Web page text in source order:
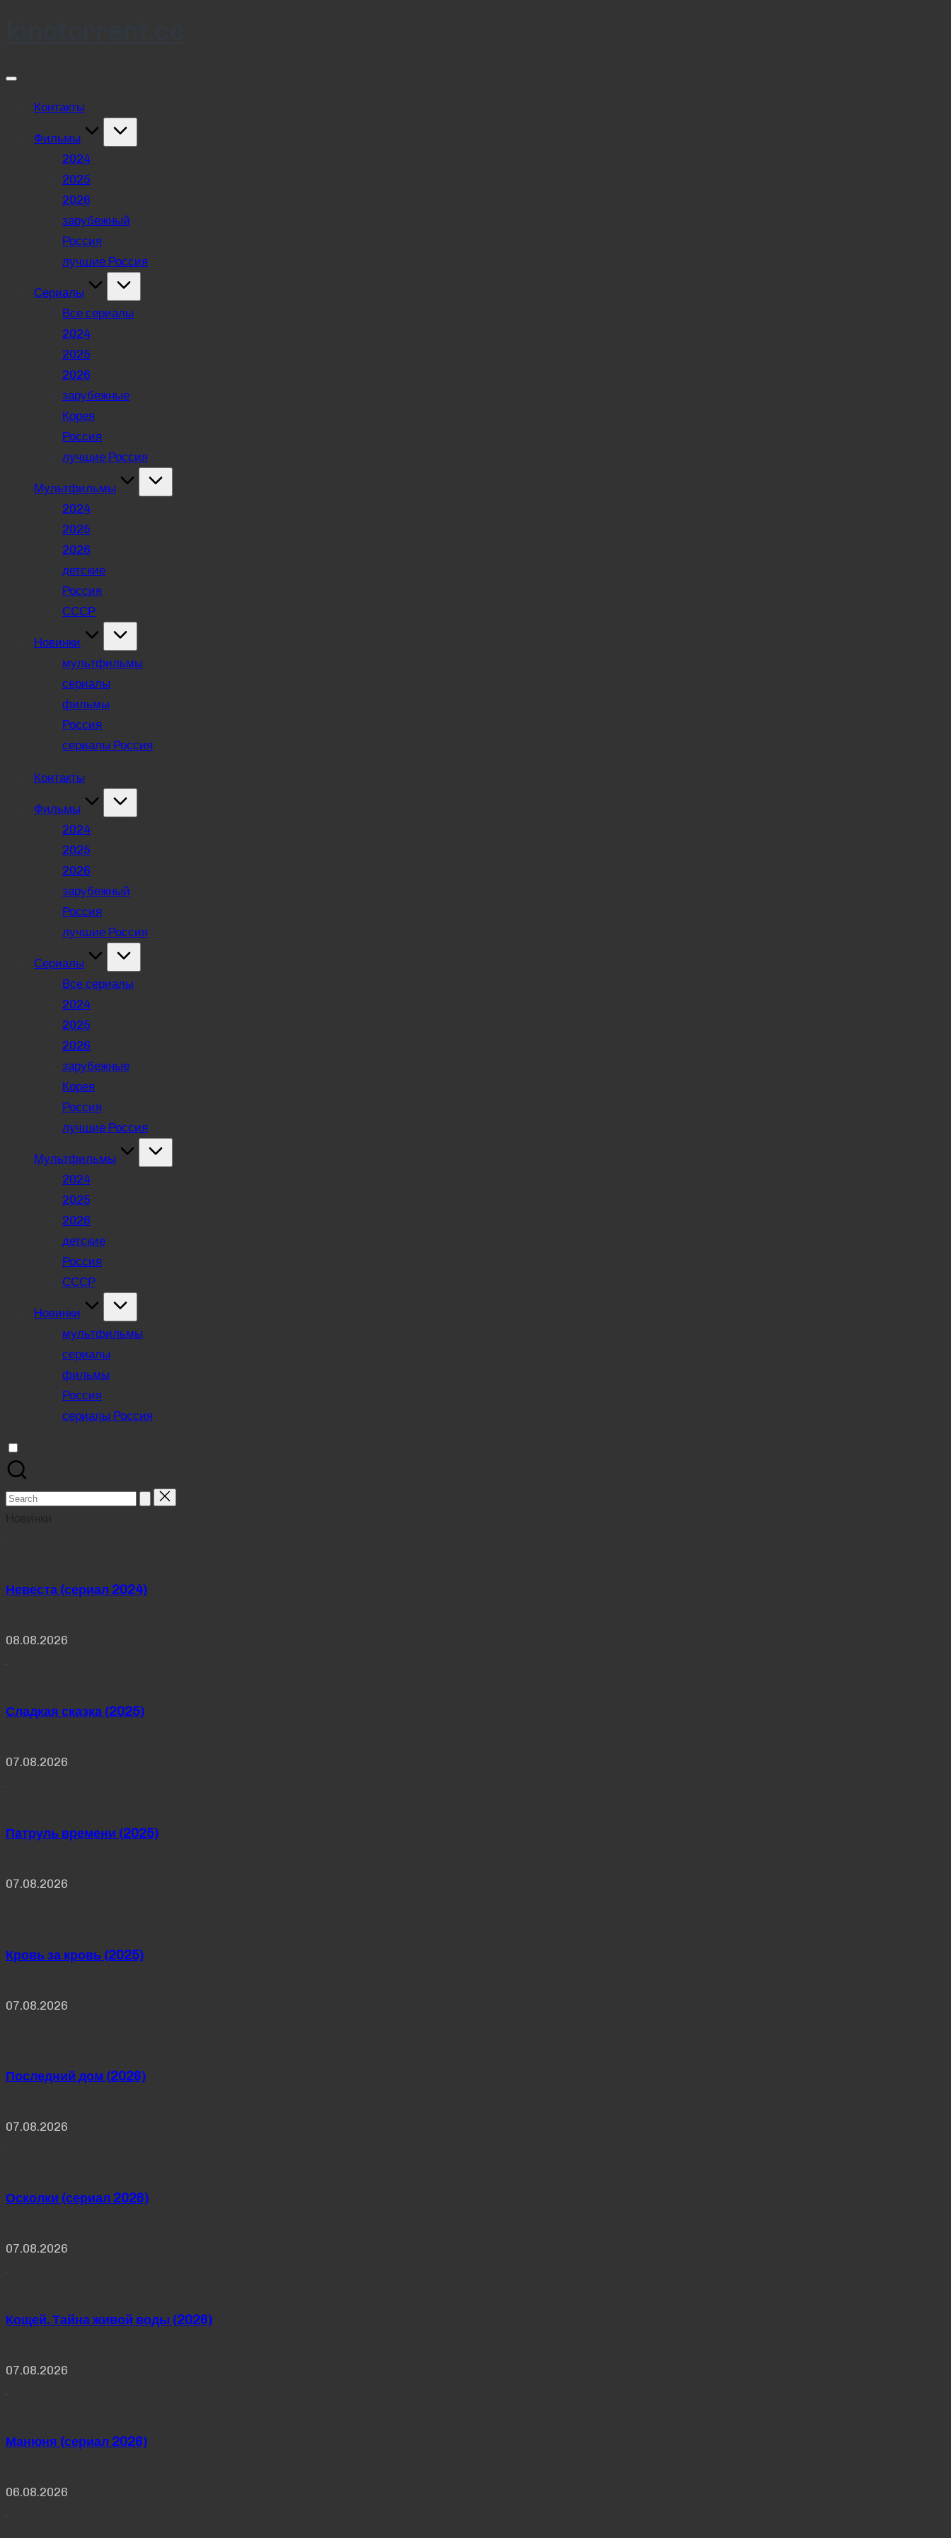
Контакты
Фильмы
2024
2025
2026
зарубежный
Россия
лучшие Россия
Сериалы
Все сериалы
2024
2025
2026
зарубежные
Корея
Россия
лучшие Россия
Мультфильмы
2024
2025
2026
детские
Россия
СССР
Новинки
мультфильмы
сериалы
фильмы
Россия
сериалы Россия
Контакты
Фильмы
2024
2025
2026
зарубежный
Россия
лучшие Россия
Сериалы
Все сериалы
2024
2025
2026
зарубежные
Корея
Россия
лучшие Россия
Мультфильмы
2024
2025
2026
детские
Россия
СССР
Новинки
мультфильмы
сериалы
фильмы
Россия
сериалы Россия
Search
Невеста (сериал 2024)
08.08.2026
Сладкая сказка (2025)
07.08.2026
Патруль времени (2025)
07.08.2026
Кровь за кровь (2025)
07.08.2026
Последний дом (2026)
07.08.2026
Осколки (сериал 2026)
07.08.2026
Кощей. Тайна живой воды (2026)
07.08.2026
Манюня (сериал 2026)
06.08.2026